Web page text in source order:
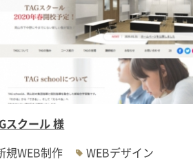
スクール 様
規WEB制作
WEBデザイン